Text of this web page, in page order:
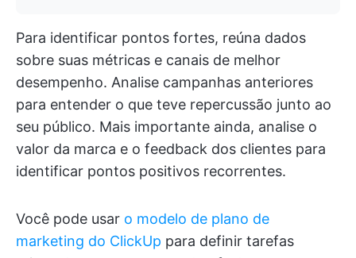
Para identificar pontos fortes, reúna dados
sobre suas métricas e canais de melhor
desempenho. Analise campanhas anteriores
para entender o que teve repercussão junto ao
seu público. Mais importante ainda, analise o
valor da marca e o feedback dos clientes para
identificar pontos positivos recorrentes.
Você pode usar o modelo de plano de
marketing do ClickUp para definir tarefas